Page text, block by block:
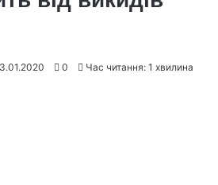
0 Час читання: 1 хвилина